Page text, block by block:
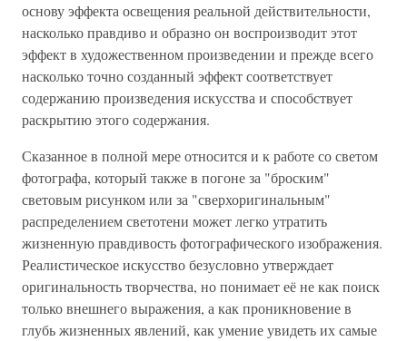
основу эффекта освещения реальной действительности,
насколько правдиво и образно он воспроизводит этот
эффект в художественном произведении и прежде всего
насколько точно созданный эффект соответствует
содержанию произведения искусства и способствует
раскрытию этого содержания.
Сказанное в полной мере относится и к работе со светом
фотографа, который также в погоне за "броским"
световым рисунком или за "сверхоригинальным"
распределением светотени может легко утратить
жизненную правдивость фотографического изображения.
Реалистическое искусство безусловно утверждает
оригинальность творчества, но понимает её не как поиск
только внешнего выражения, а как проникновение в
глубь жизненных явлений, как умение увидеть их самые